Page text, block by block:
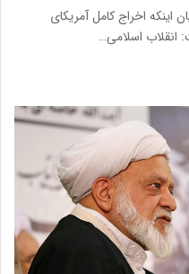
اخراج کامل آمریکای
انقلاب اسلامی…